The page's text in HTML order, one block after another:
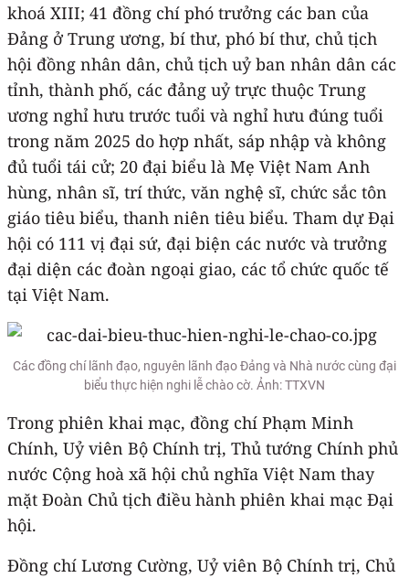
khoá XIII; 41 đồng chí phó trưởng các ban của
Đảng ở Trung ương, bí thư, phó bí thư, chủ tịch
hội đồng nhân dân, chủ tịch uỷ ban nhân dân các
tỉnh, thành phố, các đảng uỷ trực thuộc Trung
ương nghỉ hưu trước tuổi và nghỉ hưu đúng tuổi
trong năm 2025 do hợp nhất, sáp nhập và không
đủ tuổi tái cử; 20 đại biểu là Mẹ Việt Nam Anh
hùng, nhân sĩ, trí thức, văn nghệ sĩ, chức sắc tôn
giáo tiêu biểu, thanh niên tiêu biểu. Tham dự Đại
hội có 111 vị đại sứ, đại biện các nước và trưởng
đại diện các đoàn ngoại giao, các tổ chức quốc tế
tại Việt Nam.
Các đồng chí lãnh đạo, nguyên lãnh đạo Đảng và Nhà nước cùng đại
biểu thực hiện nghi lễ chào cờ. Ảnh: TTXVN
Trong phiên khai mạc, đồng chí Phạm Minh
Chính, Uỷ viên Bộ Chính trị, Thủ tướng Chính phủ
nước Cộng hoà xã hội chủ nghĩa Việt Nam thay
mặt Đoàn Chủ tịch điều hành phiên khai mạc Đại
hội.
Đồng chí Lương Cường, Uỷ viên Bộ Chính trị, Chủ